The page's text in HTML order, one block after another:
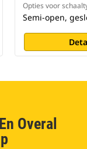
Opties voor
Semi-open,
Overal